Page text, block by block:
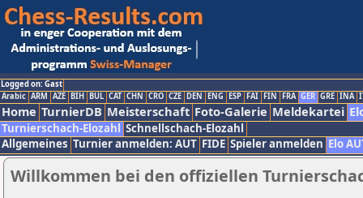
Logged on: Gast
Arabic ARM AZE BIH BUL CAT CHN CRO CZE DEN ENG ESP FAI FIN FRA GER GRE INA
Home TurnierDB Meisterschaft Foto-Galerie Meldekartei
Turnierschach-Elozahl Schnellschach-Elozahl
Allgemeines Turnier anmelden: AUT FIDE Spieler anmelden Elo
Willkommen bei den offiziellen